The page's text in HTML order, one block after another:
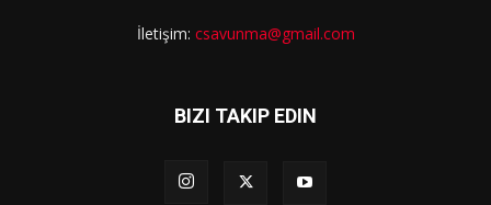
İletişim: csavunma@gmail.com
BIZI TAKIP EDIN